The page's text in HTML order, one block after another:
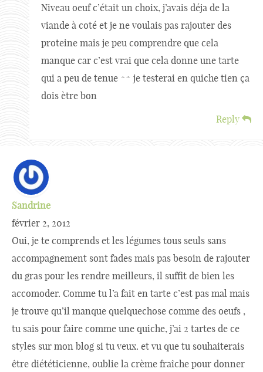
Niveau oeuf c’était un choix, j’avais déja de la
viande à coté et je ne voulais pas rajouter des
proteine mais je peu comprendre que cela
manque car c’est vrai que cela donne une tarte
qui a peu de tenue ^^ je testerai en quiche tien ça
dois ètre bon
Reply
Sandrine
février 2, 2012
Oui, je te comprends et les légumes tous seuls sans
accompagnement sont fades mais pas besoin de rajouter
du gras pour les rendre meilleurs, il suffit de bien les
accomoder. Comme tu l’a fait en tarte c’est pas mal mais
je trouve qu’il manque quelquechose comme des oeufs ,
tu sais pour faire comme une quiche, j’ai 2 tartes de ce
styles sur mon blog si tu veux. et vu que tu souhaiterais
être diététicienne, oublie la crème fraîche pour donner